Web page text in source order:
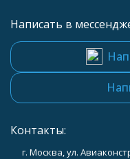
Написать в
Контакты:
г. Москва, ул.